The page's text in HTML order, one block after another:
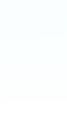
erster Linie